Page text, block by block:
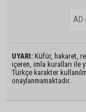
UYARI: Küfür, hakaret,
içeren, imla kuralları ile
Türkçe karakter
onaylanmamaktadır.